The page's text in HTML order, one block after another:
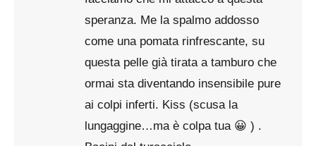
speranza. Me la spalmo addosso
come una pomata rinfrescante, su
questa pelle già tirata a tamburo che
ormai sta diventando insensibile pure
ai colpi inferti. Kiss (scusa la
lungaggine…ma è colpa tua 😀 ) .